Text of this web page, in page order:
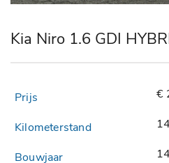
Kia Niro 1.6 GDI
€